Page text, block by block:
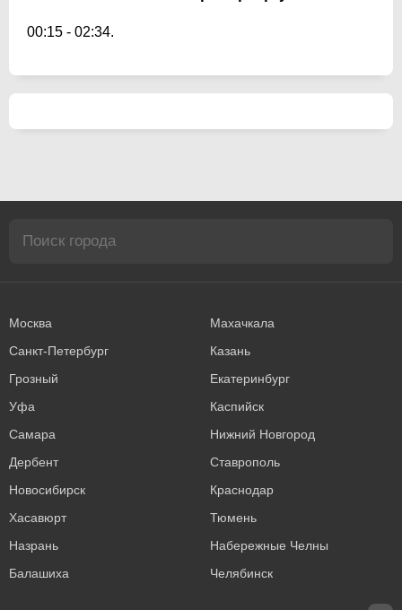
00:15 - 02:34.
Москва
Махачкала
Санкт-Петербург
Казань
Грозный
Екатеринбург
Уфа
Каспийск
Самара
Нижний Новгород
Дербент
Ставрополь
Новосибирск
Краснодар
Хасавюрт
Тюмень
Назрань
Набережные Челны
Балашиха
Челябинск